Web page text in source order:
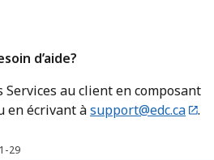
d’aide?
Services au client en composant
en écrivant àsupport@edc.ca .
29